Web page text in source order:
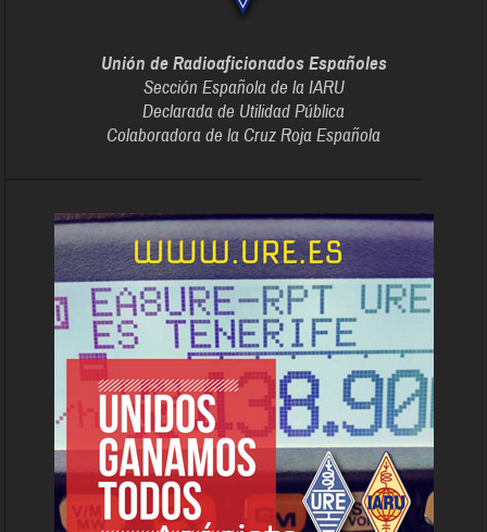
Unión de Radioaficionados Españoles
Sección Española de la IARU
Declarada de Utilidad Pública
Colaboradora de la Cruz Roja Española